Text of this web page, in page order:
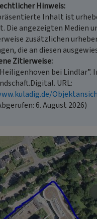
Hinweis
Inhalt ist
Die angezeigten Medien
zusätzlichen
die an diesen
Zitierweise
bei Lindlar”.
URL:
6. August 2026)